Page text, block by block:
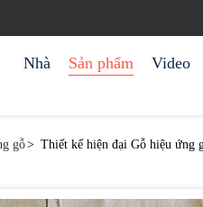
Nhà Sản phẩm Video
gỗ> Thiết kế hiện đại Gỗ hiệu ứng